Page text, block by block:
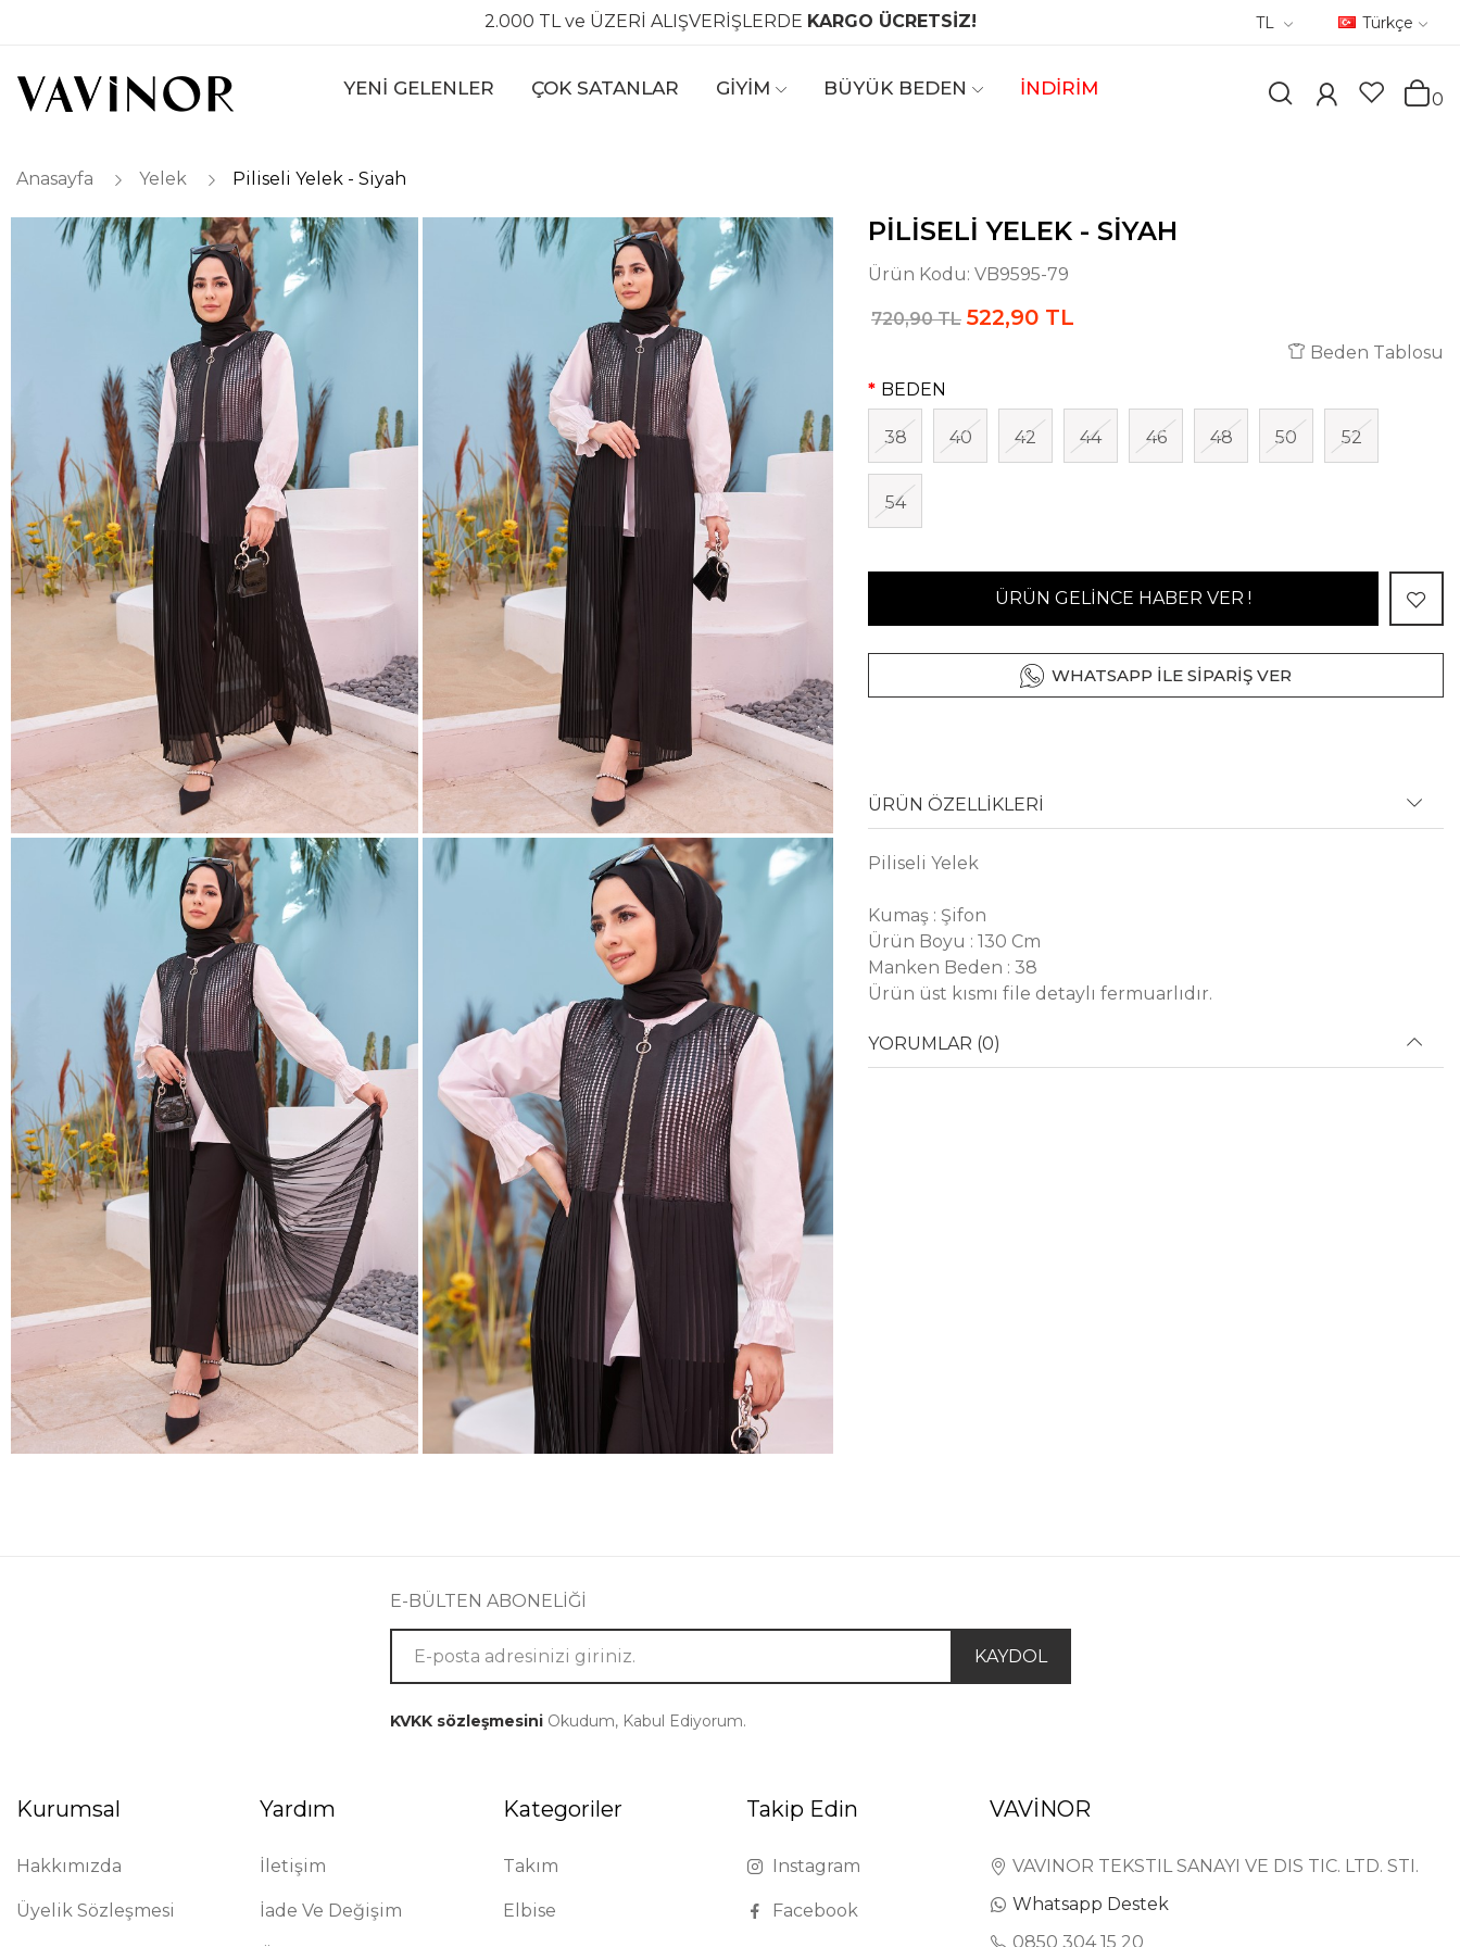
2.000 TL ve ÜZERİ ALIŞVERİŞLERDE KARGO ÜCRETSİZ! TL Türkçe
YENİ GELENLER ÇOK SATANLAR GİYİM BÜYÜK BEDEN İNDİRİM
0
Anasayfa Yelek Piliseli Yelek - Siyah
PILISELI YELEK - SIYAH
Ürün Kodu: VB9595-79
720,90 TL 522,90 TL
Beden Tablosu
BEDEN
38 40 42 44 46 48 50 52
54
ÜRÜN GELİNCE HABER VER !
WHATSAPP İLE SİPARİŞ VER
ÜRÜN ÖZELLİKLERİ
Piliseli Yelek
Kumaş : Şifon
Ürün Boyu : 130 Cm
Manken Beden : 38
Ürün üst kısmı file detaylı fermuarlıdır.
YORUMLAR (0)
E-BÜLTEN ABONELİĞİ
KAYDOL
KVKK sözleşmesiniOkudum, Kabul Ediyorum.
Kurumsal
Hakkımızda
Üyelik Sözleşmesi
Yardım
İletişim
İade Ve Değişim
Kategoriler
Takım
Elbise
Takip Edin
Instagram
Facebook
VAVİNOR
VAVINOR TEKSTIL SANAYI VE DIS TIC. LTD. STI.
Whatsapp Destek
0850 304 15 20